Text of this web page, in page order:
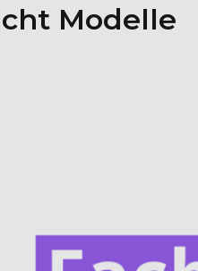
Modelle